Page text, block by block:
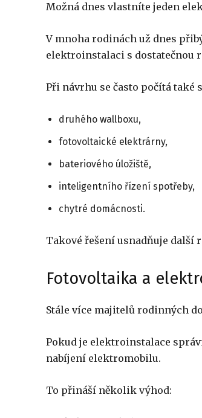
Možná dnes vlastníte jeden
V mnoha rodinách už dnes
elektroinstalaci s dostatečnou
Při návrhu se často počítá
druhého wallboxu,
fotovoltaické elektrárny,
bateriového úložiště,
inteligentního řízení spotřeby,
chytré domácnosti.
Takové řešení usnadňuje další
Fotovoltaika a
Stále více majitelů rodinných
Pokud je elektroinstalace
nabíjení elektromobilu.
To přináší několik výhod: